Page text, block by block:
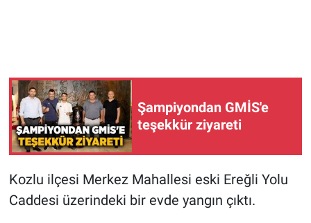
Şampiyondan GMİS'e
teşekkür ziyareti
Kozlu ilçesi Merkez Mahallesi eski Ereğli Yolu
Caddesi üzerindeki bir evde yangın çıktı.